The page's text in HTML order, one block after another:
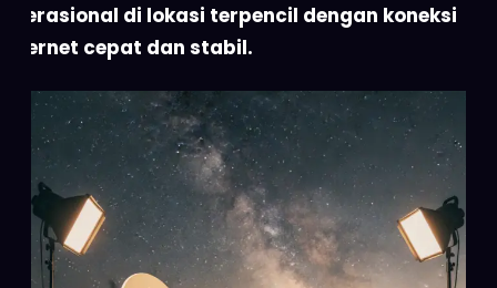
operasional di lokasi terpencil dengan koneksi
internet cepat dan stabil.